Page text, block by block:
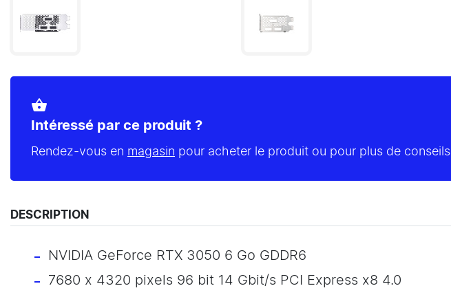
shopping_basket
Intéressé par ce produit ?
Rendez-vous en magasin pour acheter le produit ou pour plus de conseils
DESCRIPTION
NVIDIA GeForce RTX 3050 6 Go GDDR6
7680 x 4320 pixels 96 bit 14 Gbit/s PCI Express x8 4.0